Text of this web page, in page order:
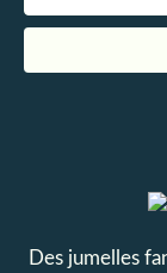
Des jumelles